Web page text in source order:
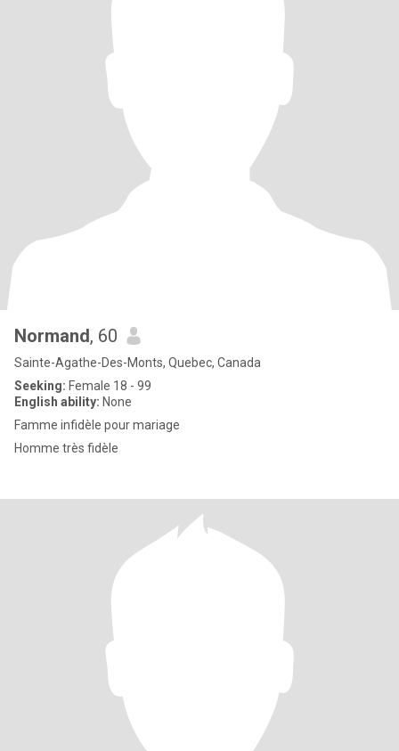
Normand, 60
Sainte-Agathe-Des-Monts, Quebec, Canada
Seeking: Female 18 - 99
English ability: None
Famme infidèle pour mariage
Homme très fidèle